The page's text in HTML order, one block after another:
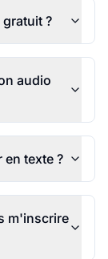
?
audio
texte ?
m'inscrire